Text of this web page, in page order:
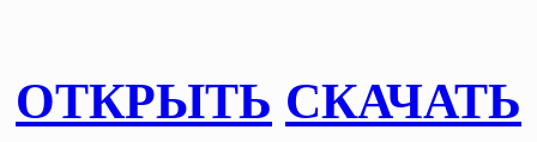
ОТКРЫТЬ СКАЧАТЬ